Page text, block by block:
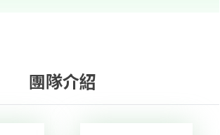
團隊介紹